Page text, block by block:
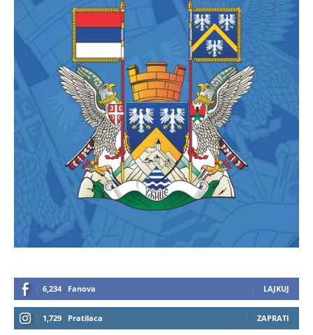
6,234 Fanova LAJKUJ
1,729 Pratilaca ZAPRATI